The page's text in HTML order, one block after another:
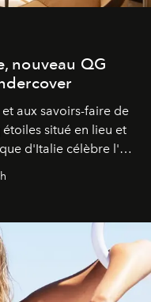
nouveau QG
aux savoirs-faire de
situé en lieu et
d'Italie célèbre l'art
intemporelle.